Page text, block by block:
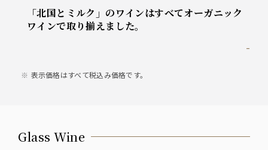
「北国とミルク」のワインはすべてオーガニック
ワインで取り揃えました。
-
表示価格はすべて税込み価格です。
Glass Wine